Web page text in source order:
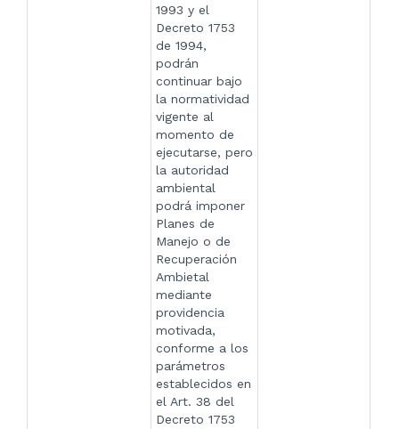
1993 y el
Decreto 1753
de 1994,
podrán
continuar bajo
la normatividad
vigente al
momento de
ejecutarse, pero
la autoridad
ambiental
podrá imponer
Planes de
Manejo o de
Recuperación
Ambietal
mediante
providencia
motivada,
conforme a los
parámetros
establecidos en
el Art. 38 del
Decreto 1753